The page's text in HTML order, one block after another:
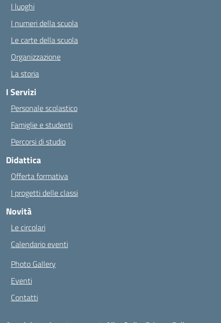
I luoghi
I numeri della scuola
Le carte della scuola
Organizzazione
La storia
I Servizi
Personale scolastico
Famiglie e studenti
Percorsi di studio
Didattica
Offerta formativa
I progetti delle classi
Novità
Le circolari
Calendario eventi
Photo Gallery
Eventi
Contatti